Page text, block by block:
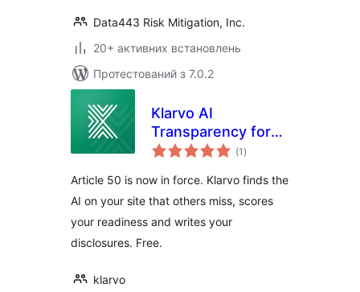
Data443 Risk Mitigation, Inc.
20+ активних встановлень
Протестований з 7.0.2
Klarvo AI
Transparency for
EU AI Act
(1 загальний
рейтинг
)
Article 50 is now in force. Klarvo finds the
AI on your site that others miss, scores
your readiness and writes your
disclosures. Free.
klarvo